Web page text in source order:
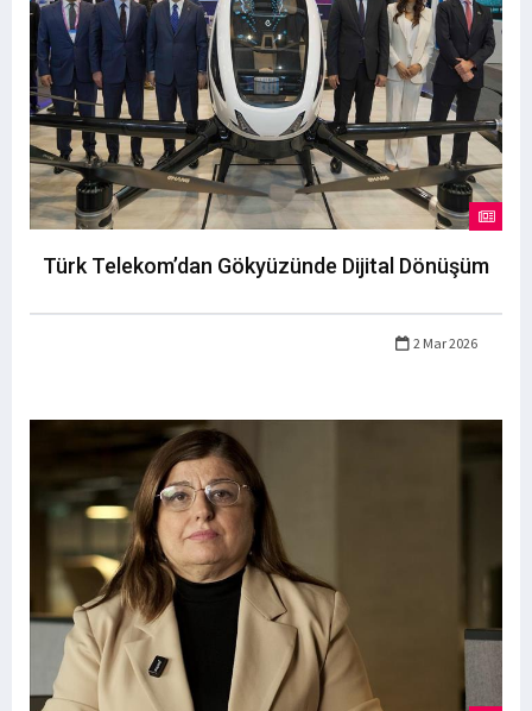
Türk Telekom’dan Gökyüzünde Dijital Dönüşüm
2 Mar 2026